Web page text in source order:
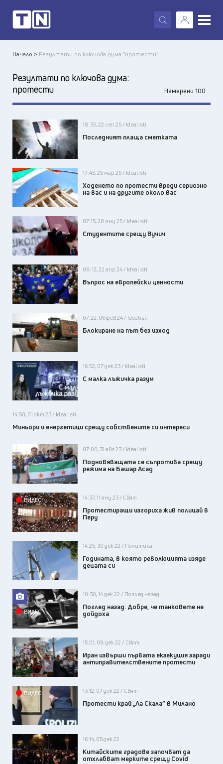
X
Начало > Резултати по ключова дума "протести"
Резултати по ключова дума:
протести
Намерени 100
18:35, 22 сеп 25 / Idealisti
Последният плаща сметката
17:45, 25 мар 25 / Idealisti
Ходенето по протести вреди сериозно
на вас и на другите около вас
07:15, 28 яну 25 / Idealisti
Студентите срещу Вучич
08:12, 22 апр 24 / Idealisti
Въпрос на европейски ценности
07:22, 06 фев 24 / Idealisti
Блокиране на път без изход
16:52, 07 дек 23 / Idealisti
С малка лъжичка разум
14:50, 01 окт 23 / Idealisti
Миньори и енергетици срещу собствените си интереси
07:00, 31 авг 23 / Idealisti
Подновяващата се съпротива срещу
режима на Башар Асад
ВИДЕО 14:37, 11 яну 23 / Свят
Протестиращи изгориха жив полицай в
Перу
14:25, 30 дек 22 / Политика
Годината, в която революцията изяде
децата си
ВИДЕО
10:30, 14 дек 22 / Поглед назад
Поглед назад: Добре, че танковете не
дойдоха
15:01, 08 дек 22 / Свят
Иран извърши първата екзекуция заради
антиправителствените протести
ВИДЕО 13:12, 07 дек 22 / Свят
Протести край „Ла Скала” в Милано
16:14, 05 дек 22
Китайските градове започват да
отхлабват мерките срещу Covid